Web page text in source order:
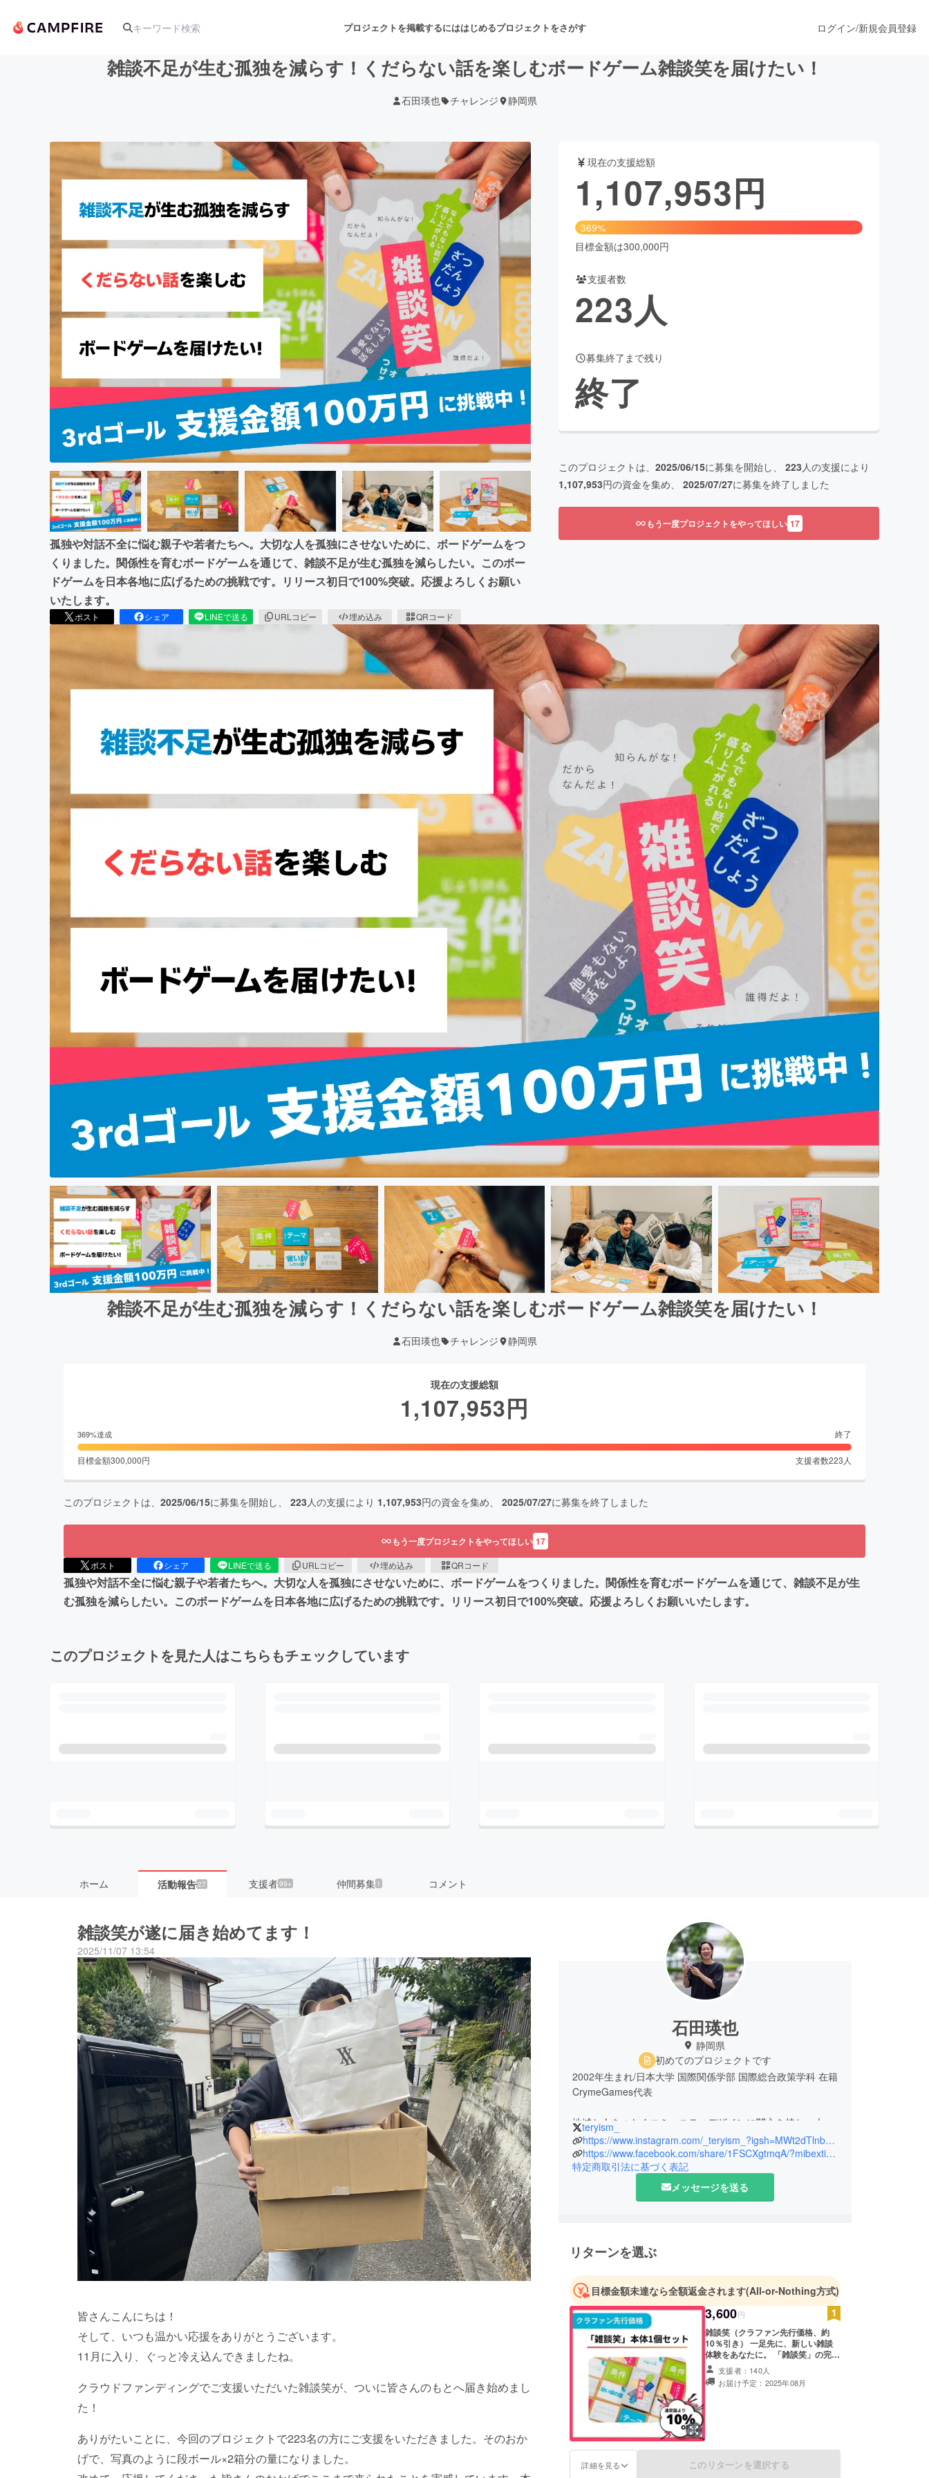
プロジェクトを掲載するにははじめるプロジェクトをさがす
アート・写真 音楽 舞台・パフォーマンス
テクノロジー・ガジェット ゲーム・サービス開発 フード・飲食店 ファッション
映像・映画 書籍・雑誌出版 アニメ・漫画
ビジネス・起業 チャレンジ ビューティー・ヘルスケア
まちづくり・地域活性化
CAMPFIRE for Social GoodCAMPFIRE Creation
CAMPFIREふるさと納税
ログイン/新規会員登録
雑談不足が生む孤独を減らす！くだらない話を楽しむボードゲーム雑談笑を届けたい！
石田瑛也 チャレンジ 静岡県
孤独や対話不全に悩む親子や若者たちへ。大切な人を孤独にさせないために、ボードゲームをつ
くりました。関係性を育むボードゲームを通じて、雑談不足が生む孤独を減らしたい。このボー
ドゲームを日本各地に広げるための挑戦です。リリース初日で100%突破。応援よろしくお願い
いたします。
ポスト シェア LINEで送る URLコピー 埋め込み QRコード
現在の支援総額
1,107,953円
369%
目標金額は300,000円
支援者数
223人
募集終了まで残り
終了
このプロジェクトは、 2025/06/15に募集を開始し、 223人の支援により
1,107,953円の資金を集め、 2025/07/27に募集を終了しました
もう一度プロジェクトをやってほしい 17
雑談不足が生む孤独を減らす！くだらない話を楽しむボードゲーム雑談笑を届けたい！
石田瑛也 チャレンジ 静岡県
現在の支援総額
1,107,953円
369%達成 終了
目標金額300,000円 支援者数223 人
このプロジェクトは、 2025/06/15に募集を開始し、 223人の支援により 1,107,953円の資金を集め、 2025/07/27に募集を終了しました
もう一度プロジェクトをやってほしい 17
ポスト シェア LINEで送る URLコピー 埋め込み QRコード
孤独や対話不全に悩む親子や若者たちへ。大切な人を孤独にさせないために、ボードゲームをつくりました。関係性を育むボードゲームを通じて、雑談不足が生
む孤独を減らしたい。このボードゲームを日本各地に広げるための挑戦です。リリース初日で100%突破。応援よろしくお願いいたします。
このプロジェクトを見た人はこちらもチェックしています
ホーム 活動報告27 支援者99+ 仲間募集 1 コメント
雑談笑が遂に届き始めてます！
2025/11/07 13:54
皆さんこんにちは！
そして、いつも温かい応援をありがとうございます。
11月に入り、ぐっと冷え込んできましたね。
クラウドファンディングでご支援いただいた雑談笑が、ついに皆さんのもとへ届き始めまし
た！
ありがたいことに、今回のプロジェクトで223名の方にご支援をいただきました。そのおか
げで、写真のように段ボール×2箱分の量になりました。
石田瑛也
静岡県
初めてのプロジェクトです
2002年生まれ/日本大学 国際関係学部 国際総合政策学科 在籍
CrymeGames代表
地域と人をつなぐコミュニティデザインに関心を持ち、大学
在学中に、地元・横浜市と静岡県東伊豆町の二拠点生活を送
りながら、カフェの立ち上げやコワーキングスペースの運営
に携わり、地域資源を活かした取り組みや場づくりを行う。
現在は「伝えるためのツール」をテーマに、企業研修用およ
組織内外のコミュニケーション課題の可視化と改善を図るソ
リューションとして、ボードゲームに可能性を感じていま
す。
応援よろしくお願いいたします！！！
teryism_
https://www.instagram.com/_teryism_?igsh=MWt2dTlnb3VqaW45Yw%3D%3D&utm_source=qr
https://www.facebook.com/share/1FSCXgtmqA/?mibextid=wwXIfr
特定商取引法に基づく表記
メッセージを送る
リターンを選ぶ
目標金額未達なら全額返金されます(All-or-Nothing方式)
3,600円
雑談笑（クラファン先行価格、約
10％引き） 一足先に、新しい雑談
体験をあなたに。 「雑談笑」の完成
版を先行販売価格でお届けします。
一般販売前にいち早くお楽しみいた
だけます。 〈リターン内容〉 ・感
枚／相槌カード11枚／リアクション
カード30枚） ・カードサイズ：
支援者：140人
お届け予定：2025年08月
詳細を見る このリターンを選択する